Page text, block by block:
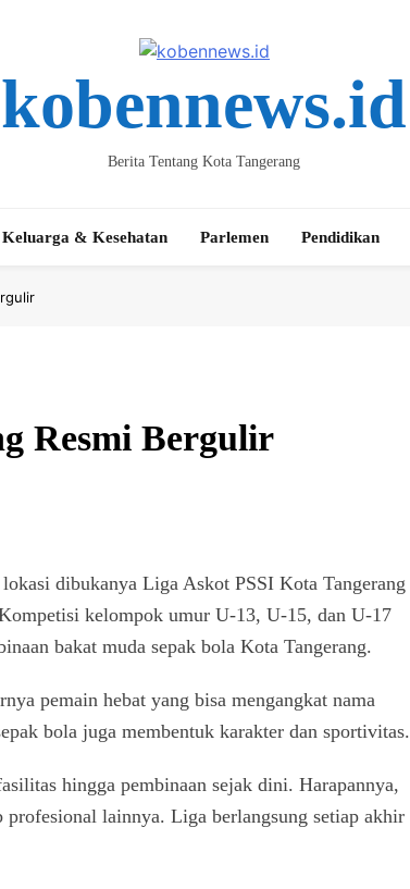
kobennews.id
Berita Tentang Kota Tangerang
Keluarga & Kesehatan Parlemen Pendidikan
Resmi Bergulir
dibukanya Liga Askot PSSI Kota Tangerang
kelompok umur U-13, U-15, dan U-17
bakat muda sepak bola Kota Tangerang.
pemain hebat yang bisa mengangkat nama
bola juga membentuk karakter dan sportivitas.
hingga pembinaan sejak dini. Harapannya,
lainnya. Liga berlangsung setiap akhir